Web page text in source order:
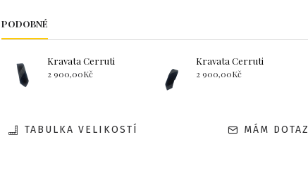
PODOBNÉ
Kravata Cerruti
2 900,00Kč
Kravata Cerruti
2 900,00Kč
TABULKA VELIKOSTÍ MÁM DOTAZ